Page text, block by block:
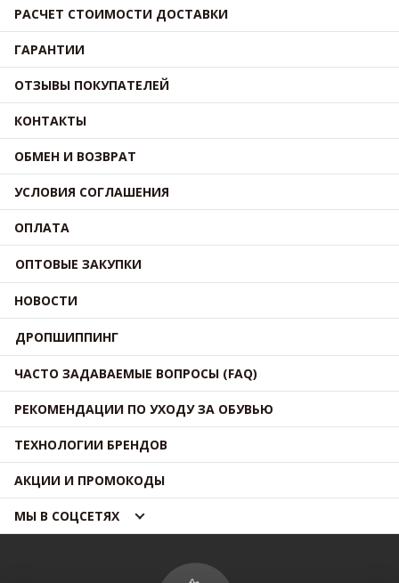
РАСЧЕТ СТОИМОСТИ ДОСТАВКИ
ГАРАНТИИ
ОТЗЫВЫ ПОКУПАТЕЛЕЙ
КОНТАКТЫ
ОБМЕН И ВОЗВРАТ
УСЛОВИЯ СОГЛАШЕНИЯ
ОПЛАТА
ОПТОВЫЕ ЗАКУПКИ
НОВОСТИ
ДРОПШИППИНГ
ЧАСТО ЗАДАВАЕМЫЕ ВОПРОСЫ (FAQ)
РЕКОМЕНДАЦИИ ПО УХОДУ ЗА ОБУВЬЮ
ТЕХНОЛОГИИ БРЕНДОВ
АКЦИИ И ПРОМОКОДЫ
МЫ В СОЦСЕТЯХ